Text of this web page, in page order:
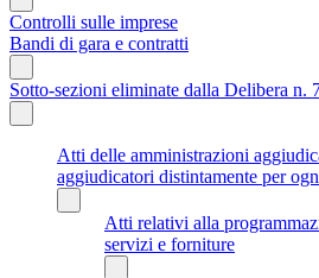
Controlli sulle imprese
Bandi di gara e contratti
Sotto-sezioni eliminate dalla Delibera n.
Atti delle amministrazioni
aggiudicatori distintamente per
Atti relativi alla
servizi e forniture